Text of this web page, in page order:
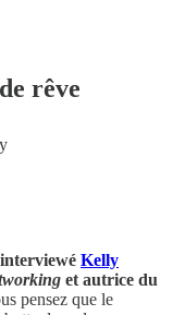
rêve
Kelly
et autrice du
pensez que le